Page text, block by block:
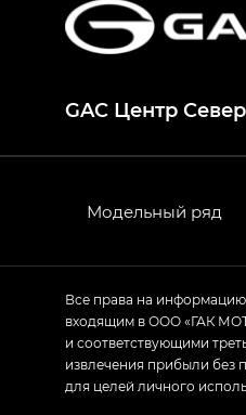
HYPTEC HT —
GL
GS4 — Джи Эс
Empow —
GAC Центр Север
Модельный ряд
Все права на
входящим в ООО «ГАК
и соответствующими
извлечения прибыли без
для целей личного